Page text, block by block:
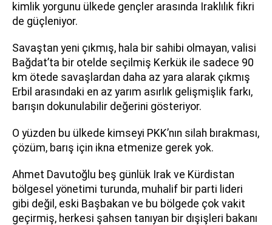
kimlik yorgunu ülkede gençler arasında Iraklılık fikri
de güçleniyor.
Savaştan yeni çıkmış, hala bir sahibi olmayan, valisi
Bağdat’ta bir otelde seçilmiş Kerkük ile sadece 90
km ötede savaşlardan daha az yara alarak çıkmış
Erbil arasındaki en az yarım asırlık gelişmişlik farkı,
barışın dokunulabilir değerini gösteriyor.
O yüzden bu ülkede kimseyi PKK’nın silah bırakması,
çözüm, barış için ikna etmenize gerek yok.
Ahmet Davutoğlu beş günlük Irak ve Kürdistan
bölgesel yönetimi turunda, muhalif bir parti lideri
gibi değil, eski Başbakan ve bu bölgede çok vakit
geçirmiş, herkesi şahsen tanıyan bir dışişleri bakanı